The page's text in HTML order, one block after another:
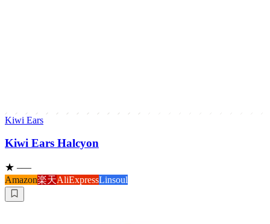
Kiwi Ears
Kiwi Ears Halcyon
★ –—
Amazon楽天AliExpressLinsoul